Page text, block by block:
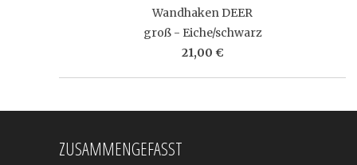
Wandhaken DEER
groß - Eiche/schwarz
21,00 €
ZUSAMMENGEFASST